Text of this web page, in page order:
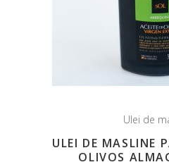
Ulei de
ULEI DE MASLINE
OLIVOS